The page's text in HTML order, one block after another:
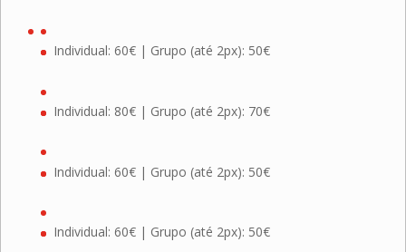
Individual: 60€ | Grupo (até 2px): 50€
Individual: 80€ | Grupo (até 2px): 70€
Individual: 60€ | Grupo (até 2px): 50€
Individual: 60€ | Grupo (até 2px): 50€